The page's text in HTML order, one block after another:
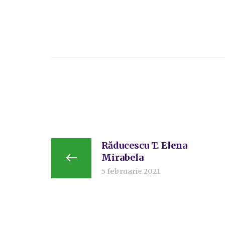
Răducescu T. Elena
Mirabela
5 februarie 2021